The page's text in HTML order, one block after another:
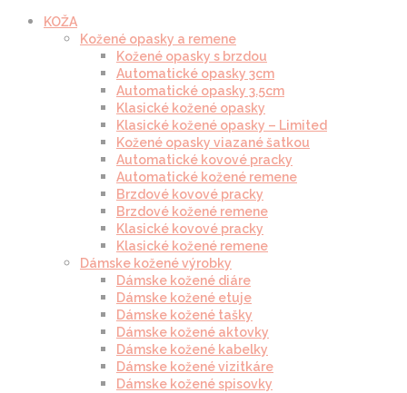
KOŽA
Kožené opasky a remene
Kožené opasky s brzdou
Automatické opasky 3cm
Automatické opasky 3.5cm
Klasické kožené opasky
Klasické kožené opasky – Limited
Kožené opasky viazané šatkou
Automatické kovové pracky
Automatické kožené remene
Brzdové kovové pracky
Brzdové kožené remene
Klasické kovové pracky
Klasické kožené remene
Dámske kožené výrobky
Dámske kožené diáre
Dámske kožené etuje
Dámske kožené tašky
Dámske kožené aktovky
Dámske kožené kabelky
Dámske kožené vizitkáre
Dámske kožené spisovky